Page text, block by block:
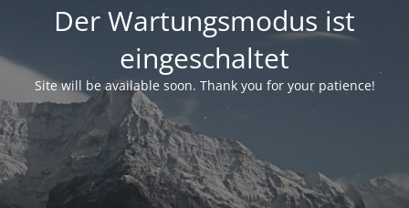
Der Wartungsmodus ist
eingeschaltet
Site will be available soon. Thank you for your patience!